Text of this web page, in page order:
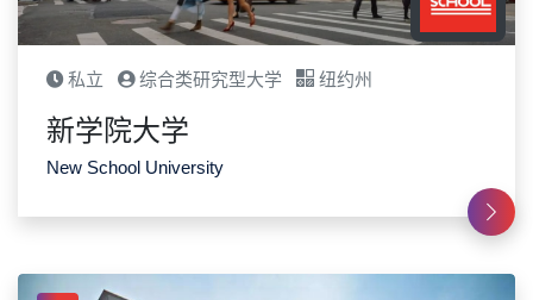
私立 综合类研究型大学 纽约州
新学院大学
New School University